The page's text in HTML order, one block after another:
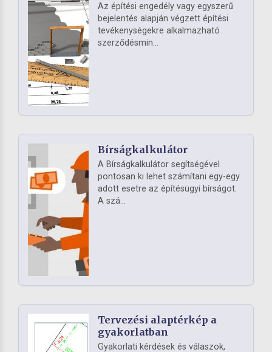
Az építési engedély vagy egyszerű
bejelentés alapján végzett építési
tevékenységekre alkalmazható
szerződésmin...
Bírságkalkulátor
A Bírságkalkulátor segítségével
pontosan ki lehet számítani egy-egy
adott esetre az építésügyi bírságot.
A szá...
Tervezési alaptérkép a
gyakorlatban
Gyakorlati kérdések és válaszok,